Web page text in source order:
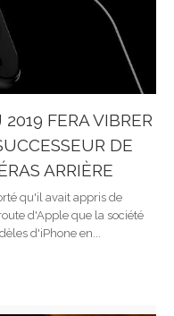
FERA VIBRER
DE
ARRIÈRE
qu'il avait appris de
d'Apple que la société
d'iPhone en...